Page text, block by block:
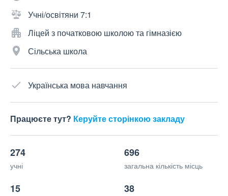
Учні/освітяни 7:1
Ліцей з початковою школою та гімназією
Сільська школа
Українська мова навчання
Працюєте тут? Керуйте сторінкою закладу
274
учні
696
загальна кількість місць
15 38